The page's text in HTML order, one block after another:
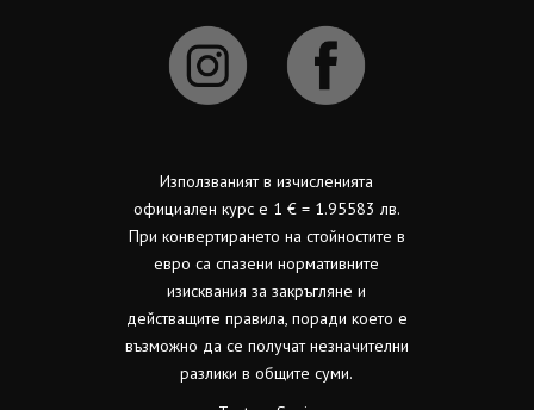
Използваният в изчисленията
официален курс е 1 € = 1.95583 лв.
При конвертирането на стойностите в
евро са спазени нормативните
изисквания за закръгляне и
действащите правила, поради което е
възможно да се получат незначителни
разлики в общите суми.